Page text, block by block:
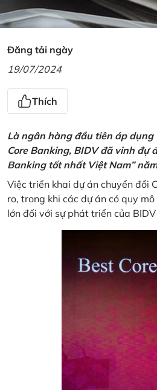
Đăng tải ngày
19/07/2024
Thích
Là ngân hàng đầu tiên áp
Core Banking, BIDV đã vinh đự
Banking tốt nhất Việt Nam”
Việc triển khai dự án chuyển đổi
ro, trong khi các dự án có quy
lớn đối với sự phát triển của